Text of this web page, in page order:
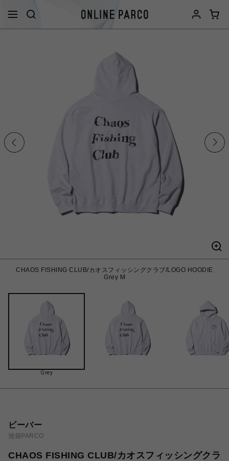
CHAOS FISHING CLUB/カオスフィッシングクラブ/LOGO HOODIE
Grey M
Grey
ビーバー
池袋PARCO
CHAOS FISHING CLUB/カオスフィッシングクラ